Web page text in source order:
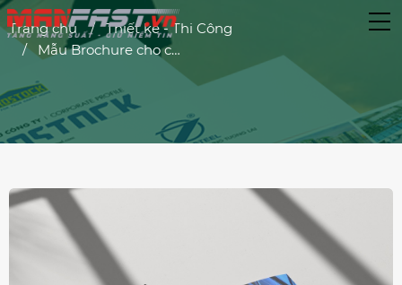
Trang chủ
Thiết kế - Thi Công
Mẫu Brochure cho công ty thiết kế & thi công, lắp dựng kết cấu nhà thép tiền chế 114 trang